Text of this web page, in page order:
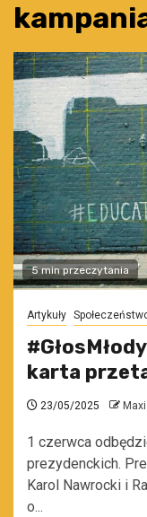
5 min przeczytania
Artykuły
karta
23/05/2025
1 czerwca
prezydenckich.
Karol Nawrocki i
o...